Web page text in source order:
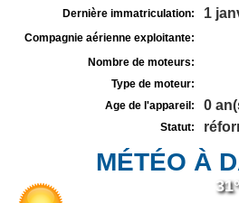
Dernière immatriculation: 1
Compagnie aérienne exploitante:
Nombre de moteurs:
Type de moteur:
Age de l'appareil:
0
Statut:
MÉTÉO À